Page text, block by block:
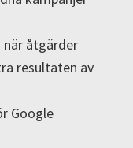
när åtgärder
resultaten av
Google